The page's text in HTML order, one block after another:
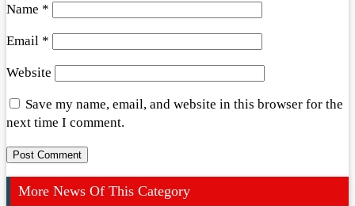
Name *
Email *
Website
Save my name, email, and website in this browser for the
next time I comment.
More News Of This Category